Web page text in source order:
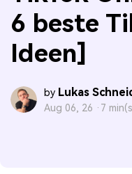
6 beste
Ideen]
by Lukas
Aug 06, 26 · 7